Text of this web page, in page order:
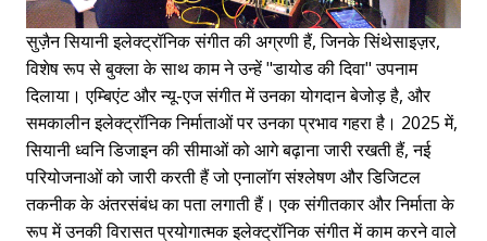
सुज़ैन सियानी इलेक्ट्रॉनिक संगीत की अग्रणी हैं, जिनके सिंथेसाइज़र,
विशेष रूप से बुक्ला के साथ काम ने उन्हें "डायोड की दिवा" उपनाम
दिलाया। एम्बिएंट और न्यू-एज संगीत में उनका योगदान बेजोड़ है, और
समकालीन इलेक्ट्रॉनिक निर्माताओं पर उनका प्रभाव गहरा है। 2025 में,
सियानी ध्वनि डिजाइन की सीमाओं को आगे बढ़ाना जारी रखती हैं, नई
परियोजनाओं को जारी करती हैं जो एनालॉग संश्लेषण और डिजिटल
तकनीक के अंतरसंबंध का पता लगाती हैं। एक संगीतकार और निर्माता के
रूप में उनकी विरासत प्रयोगात्मक इलेक्ट्रॉनिक संगीत में काम करने वाले